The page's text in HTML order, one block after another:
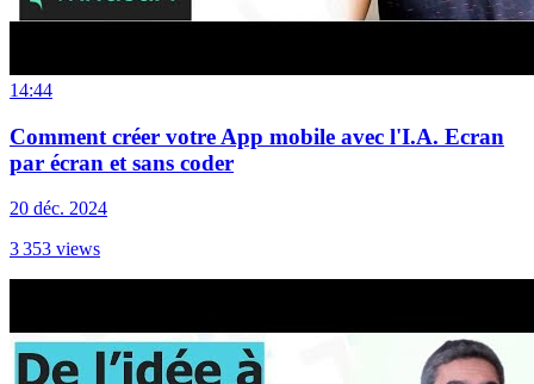
14:44
Comment créer votre App mobile avec l'I.A. Ecran
par écran et sans coder
20 déc. 2024
3 353 views